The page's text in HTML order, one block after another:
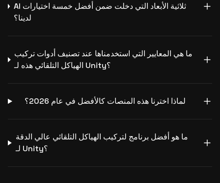
AI ثلاثية الأبعاد التي دخلت ضمن أفضل خمسة اختيارات
لدينا؟
ما هي المعايير التي استخدمناها عند تصنيف أدوات تركيب
الهياكل التلقائي هذه لـ Unity؟
لماذا اخترنا هذه المنصات كالأفضل في عام 2026؟
ما هو أفضل برنامج لتركيب الهياكل التلقائي عالي الدقة
لـ Unity؟